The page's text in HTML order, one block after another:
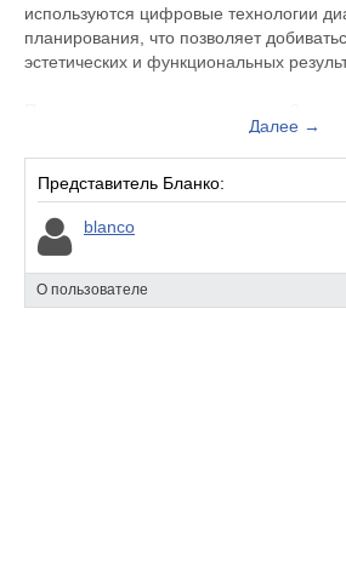
используются цифровые технологии
планирования, что позволяет
эстетических и функциональных
проходящие дополнительное
квалификации. Индивидуальный
атмосфера и прозрачная система
клинику надежным выбором для всей
Далее →
Представитель Бланко:
blanco
О пользователе